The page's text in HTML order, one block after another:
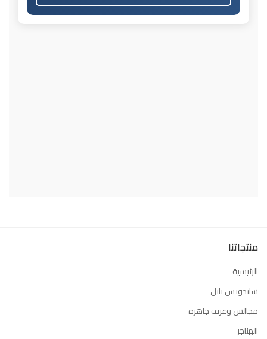
منتجاتنا
الرئيسية
ساندويش بانل
مجالس وغرف جاهزة
الهناجر